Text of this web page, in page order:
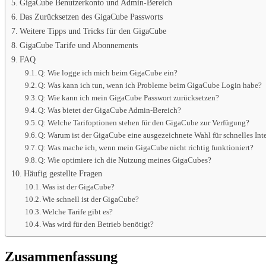
GigaCube Benutzerkonto und Admin-Bereich
Das Zurücksetzen des GigaCube Passworts
Weitere Tipps und Tricks für den GigaCube
GigaCube Tarife und Abonnements
FAQ
Q: Wie logge ich mich beim GigaCube ein?
Q: Was kann ich tun, wenn ich Probleme beim GigaCube Login habe?
Q: Wie kann ich mein GigaCube Passwort zurücksetzen?
Q: Was bietet der GigaCube Admin-Bereich?
Q: Welche Tarifoptionen stehen für den GigaCube zur Verfügung?
Q: Warum ist der GigaCube eine ausgezeichnete Wahl für schnelles
Q: Was mache ich, wenn mein GigaCube nicht richtig funktioniert?
Q: Wie optimiere ich die Nutzung meines GigaCubes?
Häufig gestellte Fragen
Was ist der GigaCube?
Wie schnell ist der GigaCube?
Welche Tarife gibt es?
Was wird für den Betrieb benötigt?
Zusammenfassung